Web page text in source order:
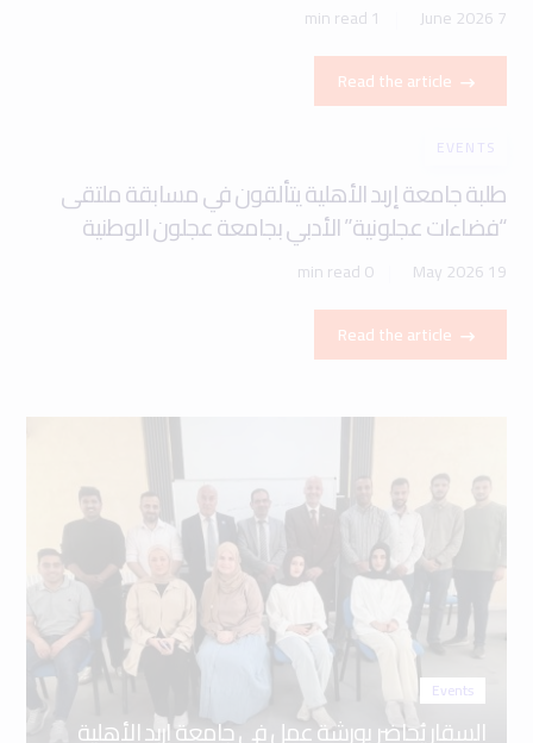
7 June 2026
1 min read
Read the article
EVENTS
طلبة جامعة إربد الأهلية يتألقون في مسابقة ملتقى
“فضاءات عجلونية” الأدبي بجامعة عجلون الوطنية
19 May 2026
0 min read
Read the article
Events
السقار يُحاضر بورشة عمل في جامعة إربد الأهلية